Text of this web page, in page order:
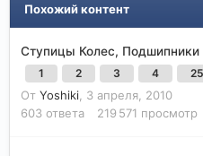
Похожий контент
Ступицы Колес, Подшипники
1 2 3 4 25
От Yoshiki 3 апреля, 2010
603 ответа 219 571 просмотр